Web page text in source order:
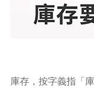
庫存，按字義指「